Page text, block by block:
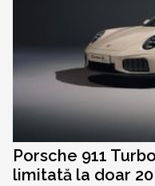
Porsche 911
limitată la doar